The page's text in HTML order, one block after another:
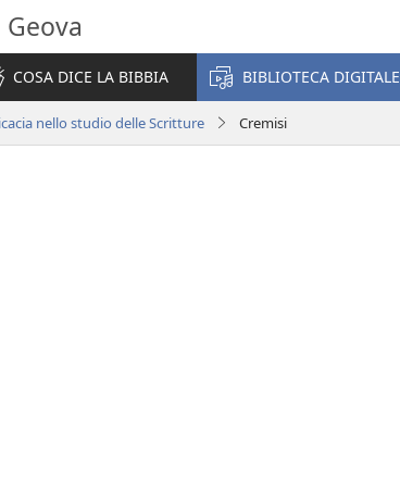
COSA DICE LA BIBBIA BIBLIOTECA DIGITALE
nello studio delle Scritture Cremisi